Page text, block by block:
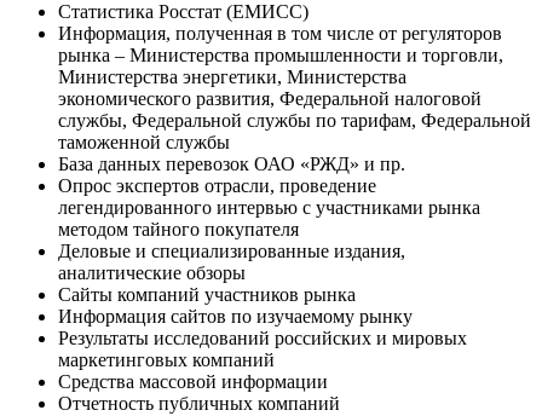
Статистика Росстат (ЕМИСС)
Информация, полученная в том числе от регуляторов
рынка – Министерства промышленности и торговли,
Министерства энергетики, Министерства
экономического развития, Федеральной налоговой
службы, Федеральной службы по тарифам, Федеральной
таможенной службы
База данных перевозок ОАО «РЖД» и пр.
Опрос экспертов отрасли, проведение
легендированного интервью с участниками рынка
методом тайного покупателя
Деловые и специализированные издания,
аналитические обзоры
Сайты компаний участников рынка
Информация сайтов по изучаемому рынку
Результаты исследований российских и мировых
маркетинговых компаний
Средства массовой информации
Отчетность публичных компаний